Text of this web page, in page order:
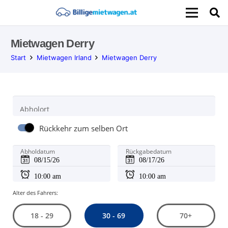
Mietwagen Derry
Start Mietwagen Irland Mietwagen Derry
Abholort
Rückkehr zum selben Ort
Abholdatum Rückgabedatum
Alter des Fahrers:
18 - 29 30 - 69 70+